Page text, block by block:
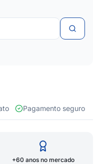
Pagamento seguro
+60 anos no mercado